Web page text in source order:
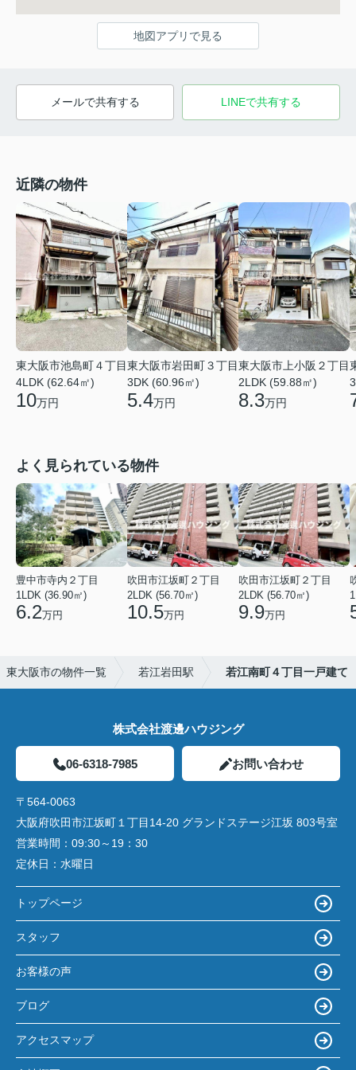
地図アプリで見る
メールで共有する LINEで共有する
近隣の物件
東大阪市池島町４丁目
4LDK (62.64㎡)
10万円
東大阪市岩田町３丁目
3DK (60.96㎡)
5.4万円
東大阪市上小阪２丁目
2LDK (59.88㎡)
8.3万円
よく見られている物件
豊中市寺内２丁目
1LDK (36.90㎡)
6.2万円
吹田市江坂町２丁目
2LDK (56.70㎡)
10.5万円
吹田市江坂町２丁目
2LDK (56.70㎡)
9.9万円
東大阪市の物件一覧 若江岩田駅 若江南町４丁目一戸建て
株式会社渡邊ハウジング
06-6318-7985 お問い合わせ
〒564-0063
大阪府吹田市江坂町１丁目14‐20 グランドステージ江坂 803号室
営業時間： 09:30～19：30
定休日： 水曜日
トップページ
スタッフ
お客様の声
ブログ
アクセスマップ